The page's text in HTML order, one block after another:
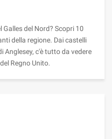
del Nord? Scopri 10
della regione. Dai castelli
Anglesey, c'è tutto da vedere
Regno Unito.